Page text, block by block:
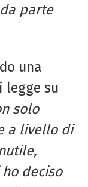
parte
una
legge su
solo
a livello di
deciso